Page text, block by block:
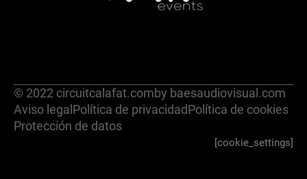
© 2022 circuitcalafat.comby baesaudiovisual.com
Aviso legal Política de privacidadPolítica de cookies
Protección de datos
[cookie_settings]